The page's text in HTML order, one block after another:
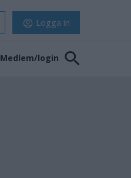
Logga in
Medlem/login